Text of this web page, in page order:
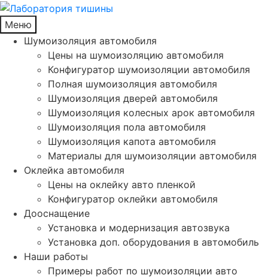
Меню
Шумоизоляция автомобиля
Цены на шумоизоляцию автомобиля
Конфигуратор шумоизоляции автомобиля
Полная шумоизоляция автомобиля
Шумоизоляция дверей автомобиля
Шумоизоляция колесных арок автомобиля
Шумоизоляция пола автомобиля
Шумоизоляция капота автомобиля
Материалы для шумоизоляции автомобиля
Оклейка автомобиля
Цены на оклейку авто пленкой
Конфигуратор оклейки автомобиля
Дооснащение
Установка и модернизация автозвука
Установка доп. оборудования в автомобиль
Наши работы
Примеры работ по шумоизоляции авто